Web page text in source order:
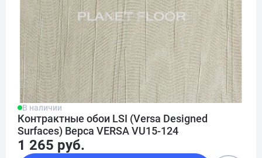
В наличии
Контрактные обои LSI (Versa Designed
Surfaces) Верса VERSA VU15-124
1 265 руб.